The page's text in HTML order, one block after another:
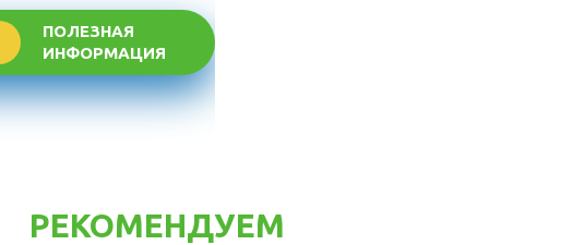
ПОЛЕЗНАЯ
ИНФОРМАЦИЯ
РЕКОМЕНДУЕМ